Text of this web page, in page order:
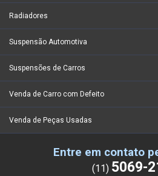
Radiadores
Suspensão Automotiva
Suspensões de Carros
Venda de Carro com Defeito
Venda de Peças Usadas
Entre em contato
(11) 5069-